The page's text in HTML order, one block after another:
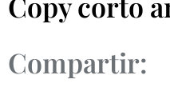
Compartir: